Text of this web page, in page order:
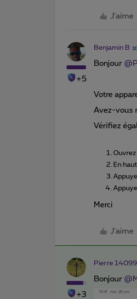
J'aime
+5
Benjamin B
Bonjour
Votre
Avez-vous
Vérifiez
En
Merci
J'aime
+3
Pierre 14099
Bonjour